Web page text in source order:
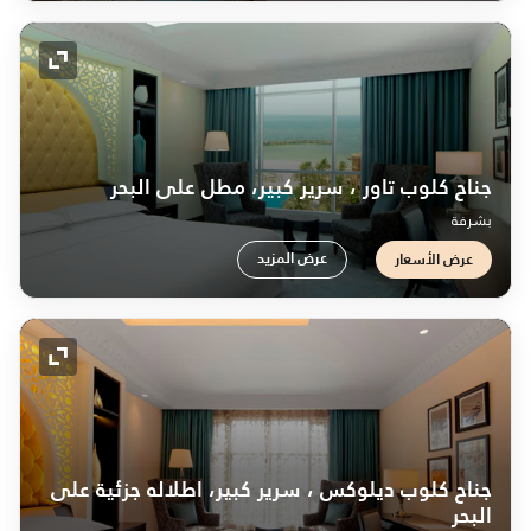
رمز
جناح كلوب تاور ، سرير كبير، مطل على البحر
بشرفة
عرض الأسعار عرض المزيد
رمز
جناح كلوب ديلوكس ، سرير كبير، اطلاله جزئية على
البحر